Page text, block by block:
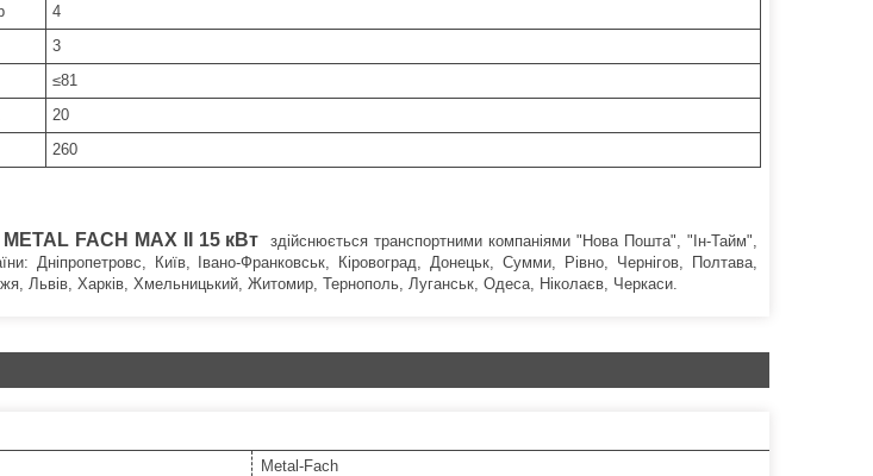
4
3
≤81
20
260
METAL FACH MAX II 15 кВт
здійснюється транспортними компаніями "Нова Пошта", "Ін-Тайм",
Дніпропетровс, Київ, Івано-Франковськ, Кіровоград, Донецьк, Сумми, Рівно, Чернігов, Полтава,
Львів, Харків, Хмельницький, Житомир, Тернополь, Луганськ, Одеса, Ніколаєв, Черкаси.
Metal-Fach